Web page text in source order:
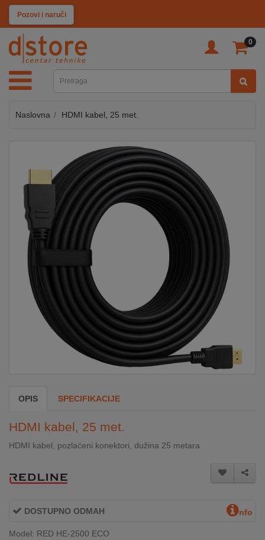
Pozovi i naruči
0
KATEGORIJE
TV
SAT
MOBILNI
AUDIO
KABLOVI
KUĆANSKI
KLIMATIZACIJA
PC
Naslovna HDMI kabel, 25 met.
OPIS SPECIFIKACIJE
HDMI kabel, 25 met.
HDMI kabel, pozlaćeni konektori, dužina 25 metara
DOSTUPNO ODMAH nfo
Model: RED HE-2500 ECO